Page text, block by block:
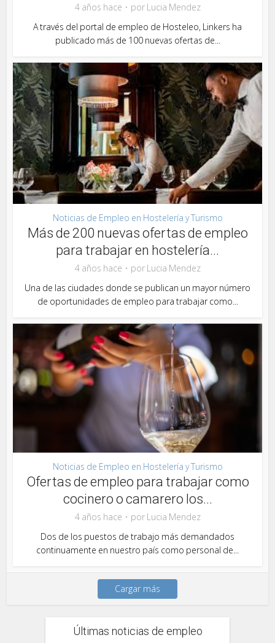
4 años hace por Lucia Mendez
A través del portal de empleo de Hosteleo, Linkers ha
publicado más de 100 nuevas ofertas de...
Noticias de Empleo en Hostelería y Turismo
Más de 200 nuevas ofertas de empleo
para trabajar en hostelería...
4 años hace por Lucia Mendez
Una de las ciudades donde se publican un mayor número
de oportunidades de empleo para trabajar como...
Noticias de Empleo en Hostelería y Turismo
Ofertas de empleo para trabajar como
cocinero o camarero los...
4 años hace por Lucia Mendez
Dos de los puestos de trabajo más demandados
continuamente en nuestro país como personal de...
Cargar más
Últimas noticias de empleo